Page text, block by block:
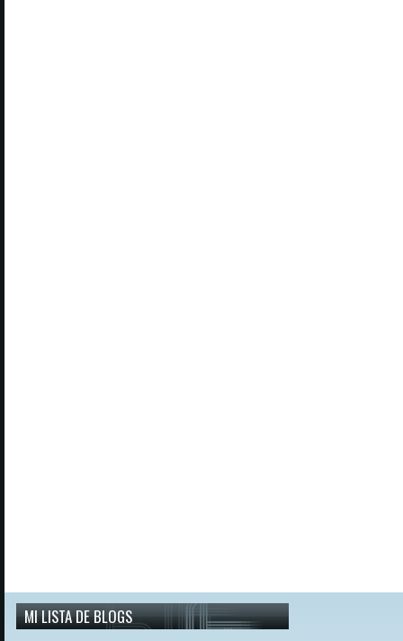
MI LISTA DE BLOGS